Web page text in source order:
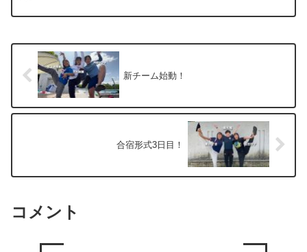
新チーム始動！
合宿形式3日目！
コメント